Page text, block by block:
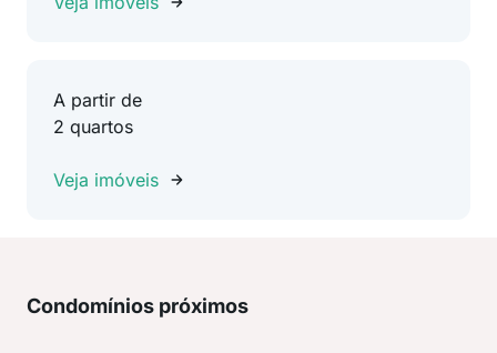
A partir de
2 quartos
Veja imóveis
Condomínios próximos